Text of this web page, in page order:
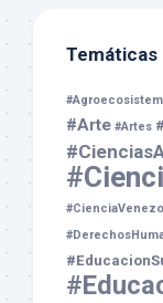
Temáticas
#Arte #Artes